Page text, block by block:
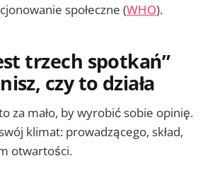
społeczne (WHO).
trzech spotkań”
czy to działa
za mało, by wyrobić sobie opinię.
klimat: prowadzącego, skład,
otwartości.